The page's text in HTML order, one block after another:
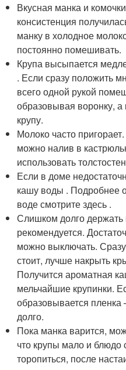
Вкусная манка и
консистенция
манку в холодное
постоянно помешивать.
Крупа высыпается
. Если сразу положить
всего одной рукой
образовывая воронку,
крупу.
Молоко часто
можно налив в
использовать
Если в доме
кашу воды . Подробнее
воде смотрите здесь .
Слишком долго держать
рекомендуется.
можно выключать.
стоит, лучше накрыть
Получится ароматная
мельчайшие крупинки.
образовывается
долго.
Пока манка варится,
что крупы мало и
торопиться, после